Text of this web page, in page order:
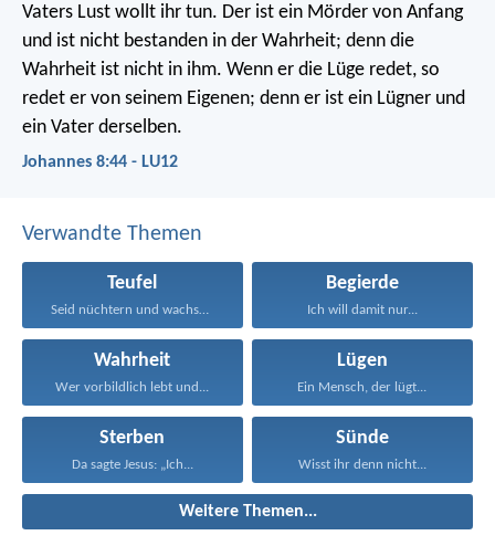
Vaters Lust wollt ihr tun. Der ist ein Mörder von Anfang
und ist nicht bestanden in der Wahrheit; denn die
Wahrheit ist nicht in ihm. Wenn er die Lüge redet, so
redet er von seinem Eigenen; denn er ist ein Lügner und
ein Vater derselben.
Johannes 8:44 - LU12
Verwandte Themen
Teufel
Seid nüchtern und wachsam!...
Begierde
Ich will damit nur...
Wahrheit
Wer vorbildlich lebt und...
Lügen
Ein Mensch, der lügt...
Sterben
Da sagte Jesus: „Ich...
Sünde
Wisst ihr denn nicht...
Weitere Themen...